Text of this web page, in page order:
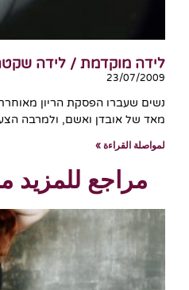
לידה מוקדמת / לידה
23/07/2009
נשים שעברו הפסקת הריון
מאד של אובדן ואשם, ולמרבה
لمواصلة القراءة »
مراجع للمزيد